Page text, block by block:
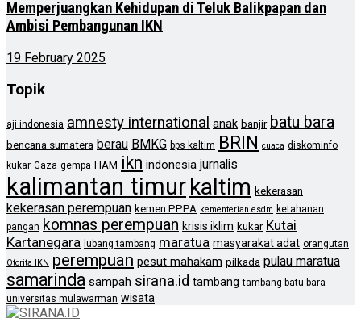
Memperjuangkan Kehidupan di Teluk Balikpapan dan
Ambisi Pembangunan IKN
19 February 2025
Topik
aji indonesia amnesty international anak banjir batu bara
bencana sumatera berau BMKG bps kaltim BRIN cuaca diskominfo
kukar Gaza gempa HAM ikn indonesia jurnalis
kalimantan timurkaltim kekerasan
kekerasan perempuan kemen PPPA kementerian esdm ketahanan
pangan komnas perempuan krisis iklim kukar Kutai
Kartanegara lubang tambang maratua masyarakat adat orangutan
Otorita IKN perempuan pesut mahakam pilkada pulau maratua
samarinda sampah sirana.id tambang tambang batu bara
universitas mulawarman wisata